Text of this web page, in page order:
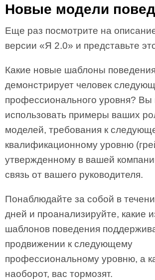
Новые модели
Еще раз посмотрите на
версии «Я 2.0» и представьте
Какие новые шаблоны поведения
демонстрирует человек
профессионального уровня? Вы
использовать примеры ваших
моделей, требования к
квалификационному уровню
утвержденному в вашей
связь от вашего руководителя.
Понаблюдайте за собой в
дней и проанализируйте, какие
шаблонов поведения
продвижении к следующему
профессиональному уровню, а
наоборот, вас тормозят.